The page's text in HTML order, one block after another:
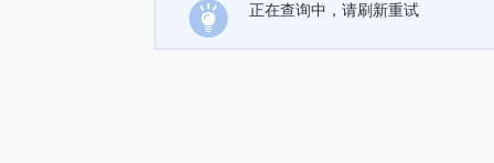
正在查询中，请刷新重试